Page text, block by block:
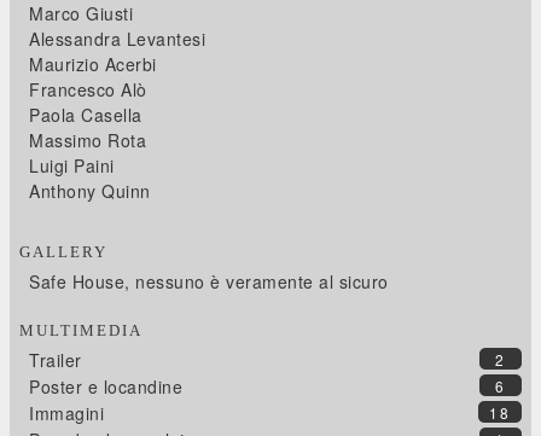
Marco Giusti
Alessandra Levantesi
Maurizio Acerbi
Francesco Alò
Paola Casella
Massimo Rota
Luigi Paini
Anthony Quinn
GALLERY
Safe House, nessuno è veramente al sicuro
MULTIMEDIA
2
Trailer
6
Poster e locandine
18
Immagini